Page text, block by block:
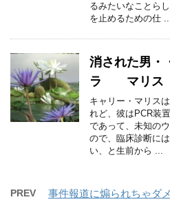
るみたいなことら
を止めるための仕
消された男
ラ マリス
キャリー・マリス
れど、彼はPCR装
であって、未知の
ので、臨床診断に
い、と生前から ...
PREV 事件報道に煽られちゃダ